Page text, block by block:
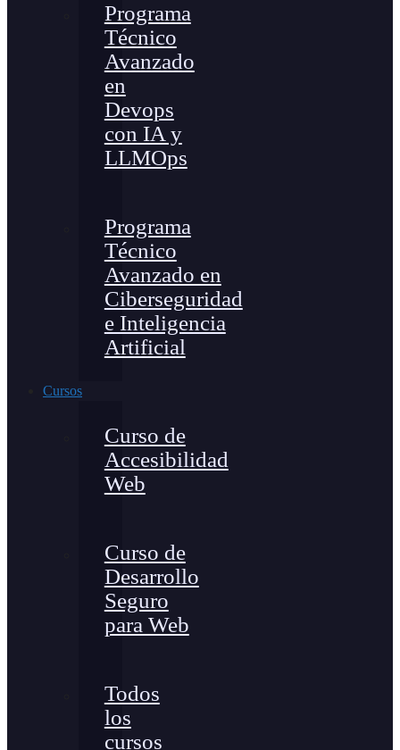
Programa
Técnico
Avanzado
en
Devops
con IA y
LLMOps
Programa
Técnico
Avanzado en
Ciberseguridad
e Inteligencia
Artificial
Cursos
Curso de
Accesibilidad
Web
Curso de
Desarrollo
Seguro
para Web
Todos
los
cursos